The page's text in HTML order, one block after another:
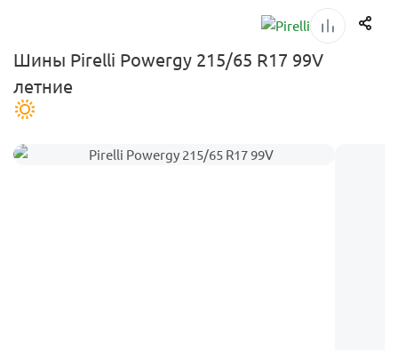
Шины Pirelli Powergy 215/65 R17 99V
летние